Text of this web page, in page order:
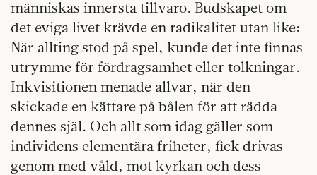
människas innersta tillvaro. Budskapet om
det eviga livet krävde en radikalitet utan like:
När allting stod på spel, kunde det inte finnas
utrymme för fördragsamhet eller tolkningar.
Inkvisitionen menade allvar, när den
skickade en kättare på bålen för att rädda
dennes själ. Och allt som idag gäller som
individens elementära friheter, fick drivas
genom med våld, mot kyrkan och dess